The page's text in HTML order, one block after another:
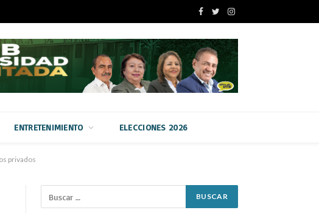
Facebook
TwitterInstagram
ENTRETENIMIENTO ELECCIONES 2026
privados